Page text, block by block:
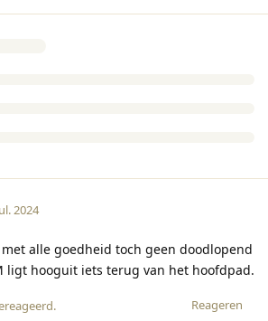
2024
alle goedheid toch geen doodlopend
ligt hooguit iets terug van het hoofdpad.
Reageren
.